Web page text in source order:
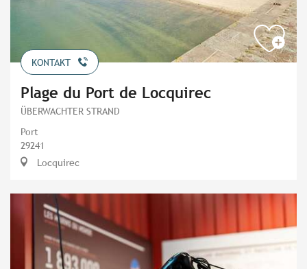
KONTAKT
Plage du Port de Locquirec
ÜBERWACHTER STRAND
Port
29241
Locquirec